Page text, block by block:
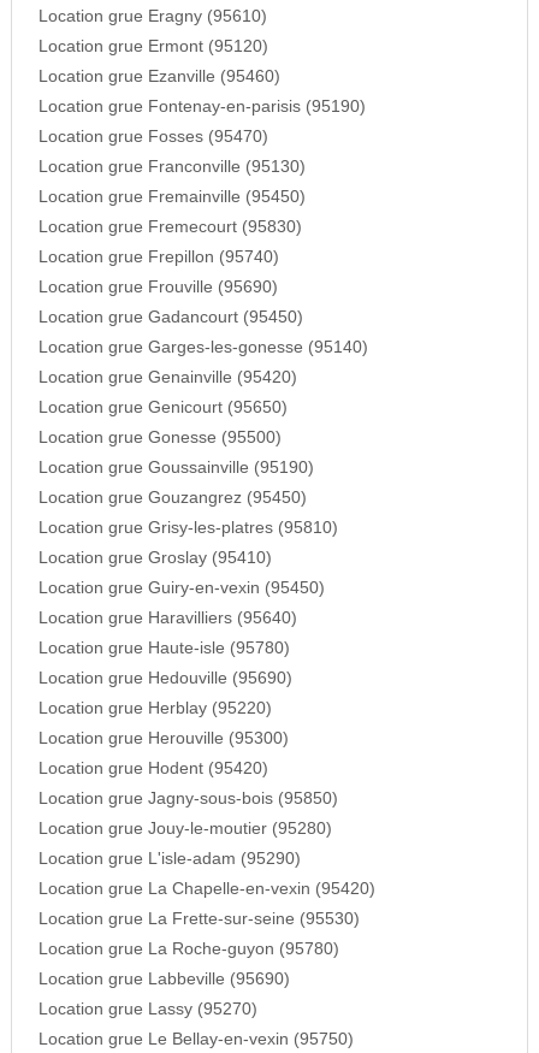
Location grue Eragny (95610)
Location grue Ermont (95120)
Location grue Ezanville (95460)
Location grue Fontenay-en-parisis (95190)
Location grue Fosses (95470)
Location grue Franconville (95130)
Location grue Fremainville (95450)
Location grue Fremecourt (95830)
Location grue Frepillon (95740)
Location grue Frouville (95690)
Location grue Gadancourt (95450)
Location grue Garges-les-gonesse (95140)
Location grue Genainville (95420)
Location grue Genicourt (95650)
Location grue Gonesse (95500)
Location grue Goussainville (95190)
Location grue Gouzangrez (95450)
Location grue Grisy-les-platres (95810)
Location grue Groslay (95410)
Location grue Guiry-en-vexin (95450)
Location grue Haravilliers (95640)
Location grue Haute-isle (95780)
Location grue Hedouville (95690)
Location grue Herblay (95220)
Location grue Herouville (95300)
Location grue Hodent (95420)
Location grue Jagny-sous-bois (95850)
Location grue Jouy-le-moutier (95280)
Location grue L'isle-adam (95290)
Location grue La Chapelle-en-vexin (95420)
Location grue La Frette-sur-seine (95530)
Location grue La Roche-guyon (95780)
Location grue Labbeville (95690)
Location grue Lassy (95270)
Location grue Le Bellay-en-vexin (95750)